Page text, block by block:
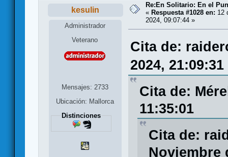
kesulin
Administrador
Veterano
Mensajes: 2733
Ubicación: Mallorca
Distinciones
Re:En Solitario: En el
« Respuesta #1028 en: 12
2024, 09:07:44 »
Cita de:
2024, 21:09:31
Cita de:
11:35:01
Cita de:
Noviembre